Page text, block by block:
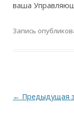
ваша
Запись
Навигация
← Предыдущая